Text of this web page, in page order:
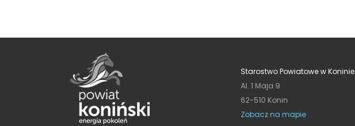
Starostwo Powiatowe w Koninie
Al. 1 Maja 9
62-510 Konin
Zobacz na mapie